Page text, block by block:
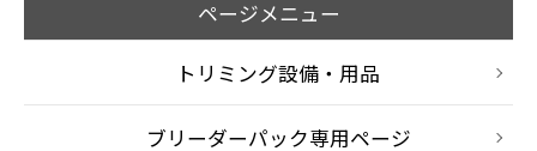
ページメニュー
トリミング設備・用品
ブリーダーパック専用ページ